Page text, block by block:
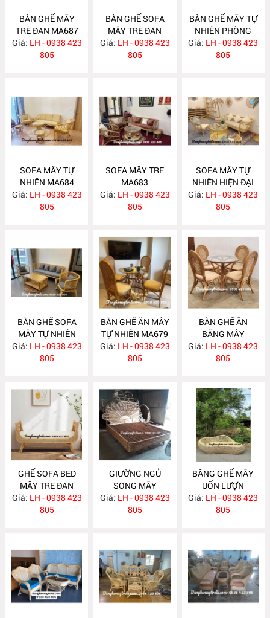
BÀN GHẾ MÂY
TRE ĐAN MA687
Giá: LH - 0938 423
805
BÀN GHẾ SOFA
MÂY TRE ĐAN
MA686
Giá: LH - 0938 423
805
BÀN GHẾ MÂY TỰ
NHIÊN PHÒNG
KHÁCH MA685
Giá: LH - 0938 423
805
SOFA MÂY TỰ
NHIÊN MA684
Giá: LH - 0938 423
805
SOFA MÂY TRE
MA683
Giá: LH - 0938 423
805
SOFA MÂY TỰ
NHIÊN HIỆN ĐẠI
MA682
Giá: LH - 0938 423
805
BÀN GHẾ SOFA
MÂY TỰ NHIÊN
MA681
Giá: LH - 0938 423
805
BÀN GHẾ ĂN MÂY
TỰ NHIÊN MA679
Giá: LH - 0938 423
805
BÀN GHẾ ĂN
BẰNG MÂY
MA678
Giá: LH - 0938 423
805
GHẾ SOFA BED
MÂY TRE ĐAN
MA671
Giá: LH - 0938 423
805
GIƯỜNG NGỦ
SONG MÂY
MA670
Giá: LH - 0938 423
805
BĂNG GHẾ MÂY
UỐN LƯỢN
MA667
Giá: LH - 0938 423
805